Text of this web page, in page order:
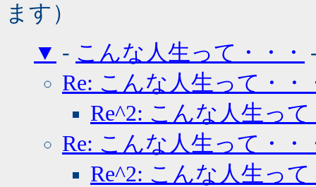
ます）
▼ - こんな人生って・・・
Re: こんな人生って・・
Re^2: こんな人生っ
Re: こんな人生って・・
Re^2: こんな人生っ